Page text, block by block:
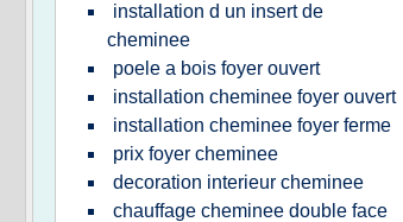
installation d un insert de
cheminee
poele a bois foyer ouvert
installation cheminee foyer ouvert
installation cheminee foyer ferme
prix foyer cheminee
decoration interieur cheminee
chauffage cheminee double face